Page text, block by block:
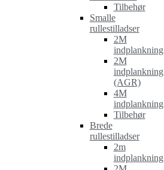
Tilbehør
Smalle
rullestilladser
2M
indplankning
2M
indplankning
(AGR)
4M
indplankning
Tilbehør
Brede
rullestilladser
2m
indplankning